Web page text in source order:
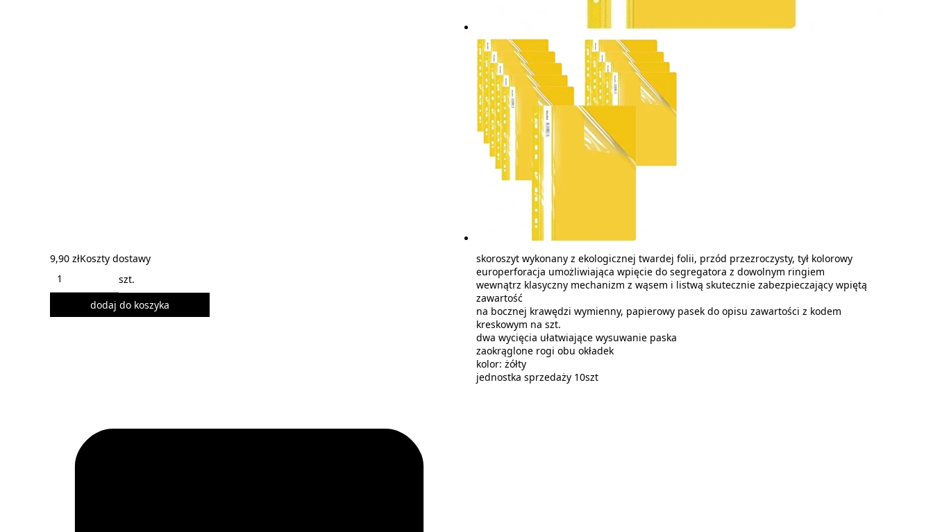
9,90 złKoszty dostawy
szt.
dodaj do koszyka
skoroszyt wykonany z ekologicznej twardej folii, przód przezroczysty, tył kolorowy
europerforacja umożliwiająca wpięcie do segregatora z dowolnym ringiem
wewnątrz klasyczny mechanizm z wąsem i listwą skutecznie zabezpieczający wpiętą
zawartość
na bocznej krawędzi wymienny, papierowy pasek do opisu zawartości z kodem
kreskowym na szt.
dwa wycięcia ułatwiające wysuwanie paska
zaokrąglone rogi obu okładek
kolor: żółty
jednostka sprzedaży 10szt